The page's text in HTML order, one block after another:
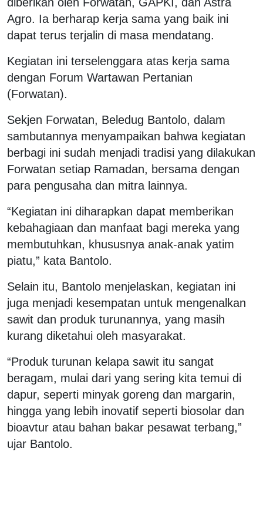
Agro. Ia berharap kerja sama yang baik ini
dapat terus terjalin di masa mendatang.
Kegiatan ini terselenggara atas kerja sama
dengan Forum Wartawan Pertanian
(Forwatan).
Sekjen Forwatan, Beledug Bantolo, dalam
sambutannya menyampaikan bahwa kegiatan
berbagi ini sudah menjadi tradisi yang dilakukan
Forwatan setiap Ramadan, bersama dengan
para pengusaha dan mitra lainnya.
“Kegiatan ini diharapkan dapat memberikan
kebahagiaan dan manfaat bagi mereka yang
membutuhkan, khususnya anak-anak yatim
piatu,” kata Bantolo.
Selain itu, Bantolo menjelaskan, kegiatan ini
juga menjadi kesempatan untuk mengenalkan
sawit dan produk turunannya, yang masih
kurang diketahui oleh masyarakat.
“Produk turunan kelapa sawit itu sangat
beragam, mulai dari yang sering kita temui di
dapur, seperti minyak goreng dan margarin,
hingga yang lebih inovatif seperti biosolar dan
bioavtur atau bahan bakar pesawat terbang,”
ujar Bantolo.